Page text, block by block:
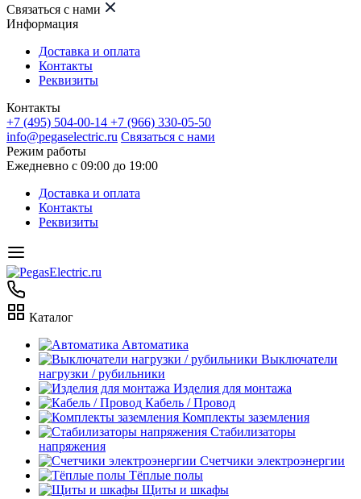
Связаться с нами
Информация
Доставка и оплата
Контакты
Реквизиты
Контакты
+7 (495) 504-00-14 +7 (966) 330-05-50
info@pegaselectric.ru Связаться с нами
Режим работы
Ежедневно с 09:00 до 19:00
Доставка и оплата
Контакты
Реквизиты
Каталог
Автоматика
Выключатели
нагрузки / рубильники
Изделия для монтажа
Кабель / Провод
Комплекты заземления
Стабилизаторы
напряжения
Счетчики электроэнергии
Тёплые полы
Щиты и шкафы